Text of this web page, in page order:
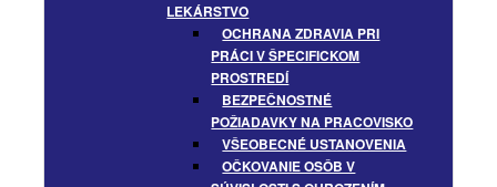
LEKÁRSTVO
OCHRANA ZDRAVIA PRI
PRÁCI V ŠPECIFICKOM
PROSTREDÍ
BEZPEČNOSTNÉ
POŽIADAVKY NA PRACOVISKO
VŠEOBECNÉ USTANOVENIA
OČKOVANIE OSÔB V